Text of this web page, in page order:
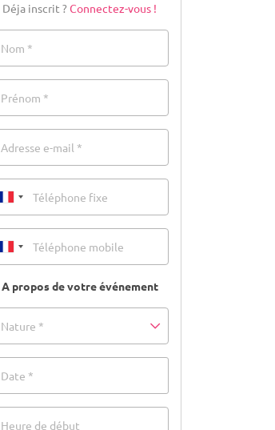
Déja inscrit ?Connectez-vous !
Nom *
Prénom *
Adresse e-mail *
A propos de votre événement
Nature *
Date *
Heure de début